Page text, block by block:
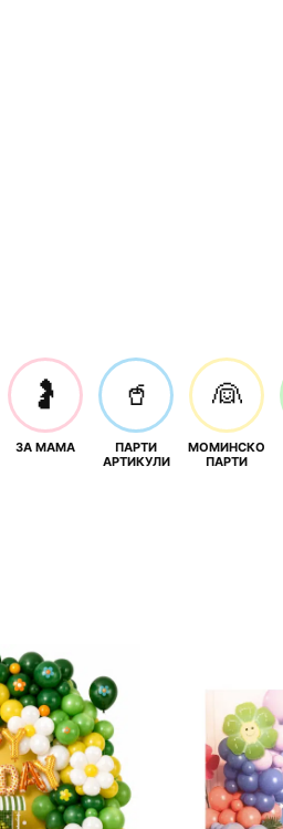
🤰
ЗА МАМА
🥤
ПАРТИ
АРТИКУЛИ
👰
МОМИНСКО
ПАРТИ